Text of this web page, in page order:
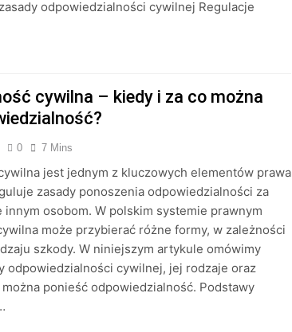
odpowiedzialności cywilnej Regulacje
cywilna – kiedy i za co można
0 7 Mins
jest jednym z kluczowych elementów prawa
zasady ponoszenia odpowiedzialności za
innym osobom. W polskim systemie prawnym
może przybierać różne formy, w zależności
szkody. W niniejszym artykule omówimy
odpowiedzialności cywilnej, jej rodzaje oraz
ponieść odpowiedzialność. Podstawy